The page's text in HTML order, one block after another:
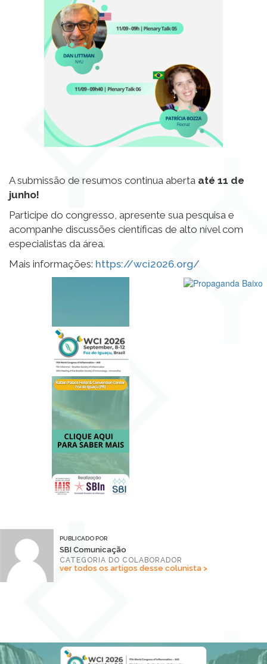
A submissão de resumos continua aberta até 11 de
junho!
Participe do congresso, apresente sua pesquisa e
acompanhe discussões científicas de alto nível com
especialistas da área.
Mais informações: https://wci2026.org/
PUBLICADO POR
SBI Comunicação
CATEGORIA DO COLABORADOR
ver todos os artigos desse colunista >